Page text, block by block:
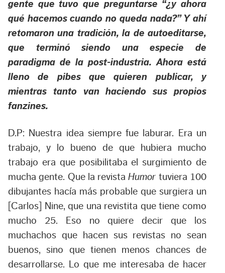
gente que tuvo que preguntarse “¿y ahora
qué hacemos cuando no queda nada?” Y ahí
retomaron una tradición, la de autoeditarse,
que terminó siendo una especie de
paradigma de la post-industria. Ahora está
lleno de pibes que quieren publicar, y
mientras tanto van haciendo sus propios
fanzines.
D.P: Nuestra idea siempre fue laburar. Era un
trabajo, y lo bueno de que hubiera mucho
trabajo era que posibilitaba el surgimiento de
mucha gente. Que la revistaHumor tuviera 100
dibujantes hacía más probable que surgiera un
[Carlos] Nine, que una revistita que tiene como
mucho 25. Eso no quiere decir que los
muchachos que hacen sus revistas no sean
buenos, sino que tienen menos chances de
desarrollarse. Lo que me interesaba de hacer